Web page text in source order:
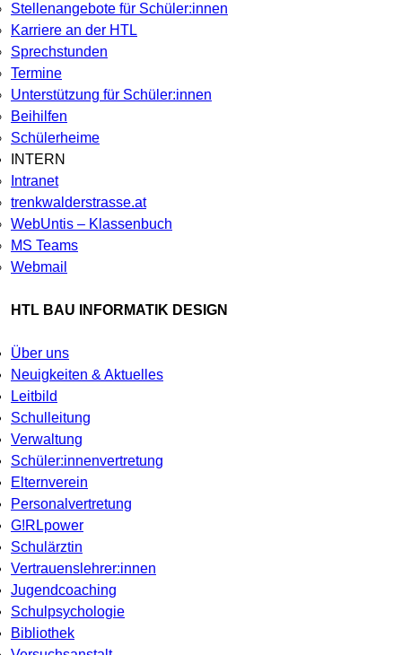
Stellenangebote für Schüler:innen
Karriere an der HTL
Sprechstunden
Termine
Unterstützung für Schüler:innen
Beihilfen
Schülerheime
INTERN
Intranet
trenkwalderstrasse.at
WebUntis – Klassenbuch
MS Teams
Webmail
HTL BAU INFORMATIK DESIGN
Über uns
Neuigkeiten & Aktuelles
Leitbild
Schulleitung
Verwaltung
Schüler:innenvertretung
Elternverein
Personalvertretung
G!RLpower
Schulärztin
Vertrauenslehrer:innen
Jugendcoaching
Schulpsychologie
Bibliothek